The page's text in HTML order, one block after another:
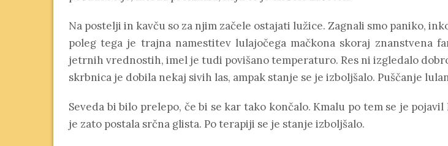
Na postelji in kavču so za njim začele ostajati lužice. Zagnali smo paniko,
poleg tega je trajna namestitev lulajočega mačkona skoraj znanstvena
jetrnih vrednostih, imel je tudi povišano temperaturo. Res ni izgledalo
skrbnica je dobila nekaj sivih las, ampak stanje se je izboljšalo. Puščanje
Seveda bi bilo prelepo, če bi se kar tako končalo. Kmalu po tem se je
je zato postala srčna glista. Po terapiji se je stanje izboljšalo.